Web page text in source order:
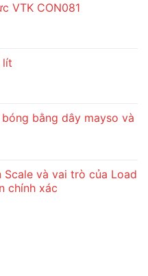
tại
VTK CON081
lít
bằng dây mayso và
Scale và vai trò của Load
chính xác